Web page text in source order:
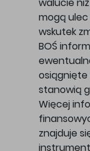
walucie
mogą ulec
wskutek
BOŚ
osiągnięte
stanowią
Więcej
znajduje